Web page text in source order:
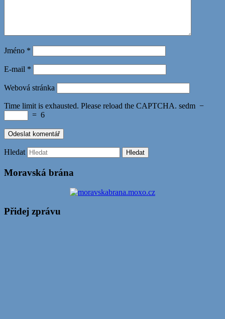
Jméno *
E-mail *
Webová stránka
Time limit is exhausted. Please reload the CAPTCHA. sedm −
= 6
Hledat
Moravská brána
Přidej zprávu